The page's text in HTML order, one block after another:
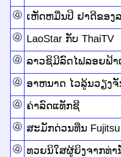
ເຫັດຫມື່ນປີ ຢາດີຂອງ
LaoStar ກັບ ThaiTV
ລາວຊິມີລົດໄຟລອຍຟ້າ
ອາຫນາດ ໄວລູ້ນວຽງ
ຄ່າລົດແທັກຊີ
ສະມັກດ່ວນທືນ Fujitsu
ທວຍ​ນິ​ໃສ​ຜູ້ຍິງ​ຈາກ​ທ່າ​